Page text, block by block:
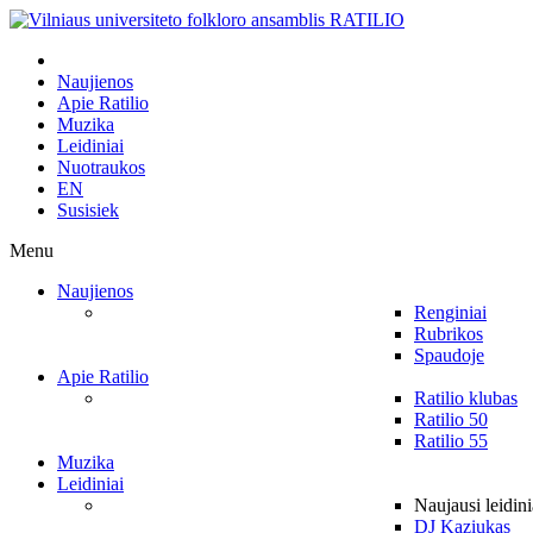
Naujienos
Apie Ratilio
Muzika
Leidiniai
Nuotraukos
EN
Susisiek
Menu
Naujienos
Renginiai
Rubrikos
Spaudoje
Apie Ratilio
Ratilio klubas
Ratilio 50
Ratilio 55
Muzika
Leidiniai
Naujausi
DJ Kaziukas